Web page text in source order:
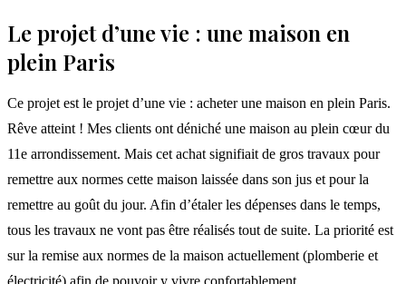
Le projet d’une vie : une maison en
plein Paris
Ce projet est le projet d’une vie : acheter une maison en plein Paris.
Rêve atteint ! Mes clients ont déniché une maison au plein cœur du
11e arrondissement. Mais cet achat signifiait de gros travaux pour
remettre aux normes cette maison laissée dans son jus et pour la
remettre au goût du jour. Afin d’étaler les dépenses dans le temps,
tous les travaux ne vont pas être réalisés tout de suite. La priorité est
sur la remise aux normes de la maison actuellement (plomberie et
électricité) afin de pouvoir y vivre confortablement.